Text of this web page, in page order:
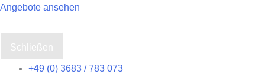
Angebote ansehen
Schließen
+49 (0) 3683 / 783 073